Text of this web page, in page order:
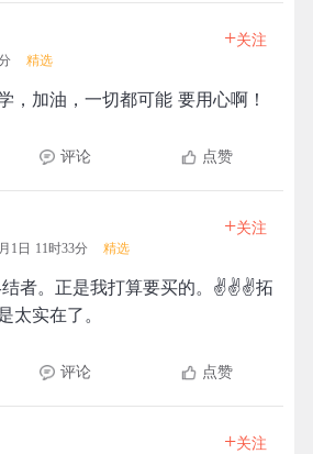
精选
+关注
，加油，一切都可能 要用心啊！
评论 点赞
1日 11时33分 精选
+关注
者。正是我打算要买的。✌✌✌拓
太实在了。
评论 点赞
+关注